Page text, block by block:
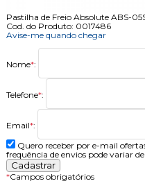
Pastilha de Freio Absolute ABS-
Cod. do Produto: 0017486
Avise-me quando chegar
Nome*:
Telefone*:
Email*:
Quero receber por e-mail
frequência de envios pode variar
*Campos obrigatórios